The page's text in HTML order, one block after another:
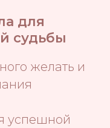
для
судьбы
желать и
успешной